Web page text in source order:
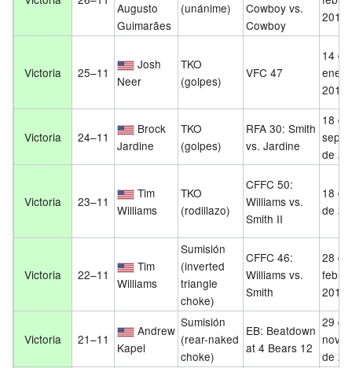
Augusto
Guimarães
(unánime)
Cowboy vs.
Cowboy
2016
Victoria 25–11
Josh
Neer
TKO
(golpes)
VFC 47
14 de
2016
Victoria 24–11
Brock
Jardine
TKO
(golpes)
RFA 30: Smith
vs. Jardine
18 de
de
Victoria 23–11
Tim
Williams
TKO
(rodillazo)
CFFC 50:
Williams vs.
Smith II
18
de
Victoria 22–11
Tim
Williams
Sumisión
(inverted
triangle
choke)
CFFC 46:
Williams vs.
Smith
28 de
2015
Victoria 21–11
Andrew
Kapel
Sumisión
(rear-naked
choke)
EB: Beatdown
at 4 Bears 12
29 de
de